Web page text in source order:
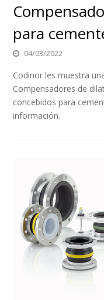
para
04/03/2022
Codinor les muestra
Compensadores de
concebidos para
información.